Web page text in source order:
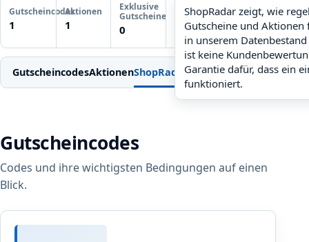
Gutscheincodes
1
Aktionen
1
Exklusive
Gutscheine
0
ShopRadar
noch keine Daten
ShopRadar zeigt, wie
Gutscheine und Aktionen
in unserem
ist keine
Garantie dafür, dass ein
funktioniert.
Gutscheinprüfung
Noch keine
Prüfung
GutscheincodesAktionenShopRadarWeitere Gutscheine
Gutscheincodes
Codes und ihre wichtigsten Bedingungen auf einen
Blick.